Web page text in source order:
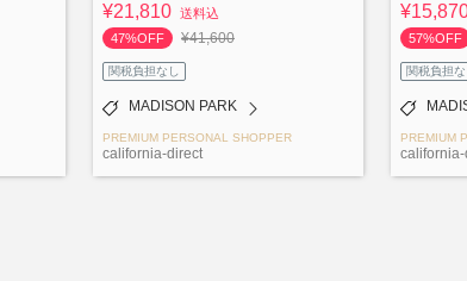
¥21,810 送料込
47%OFF
¥41,600
関税負担なし
MADISON PARK
PREMIUM PERSONAL SHOPPER
california-direct
57%OFF
関税負担な
PREMIUM